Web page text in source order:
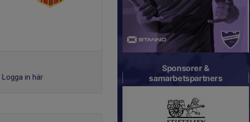
Logga in här
Sponsorer &
samarbetspartners